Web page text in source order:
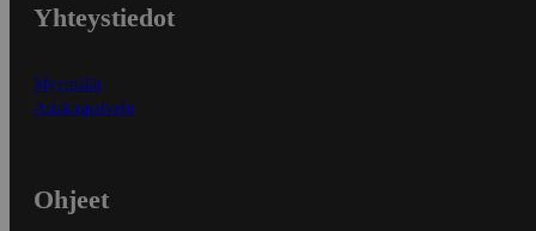
Yhteystiedot
Myymälät
Asiakaspalvelu
Ohjeet